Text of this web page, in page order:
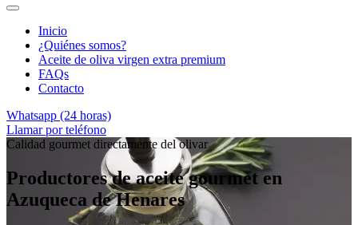
Inicio
¿Quiénes somos?
Aceite de oliva virgen extra premium
FAQs
Contacto
Whatsapp (24 horas)
Llamar por teléfono
Calidad gourmet directamente del olivar
Productores de aceite gourmet en
Azuqueca de Henares